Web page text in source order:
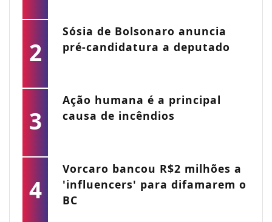
2
Sósia de Bolsonaro anuncia
pré-candidatura a deputado
3
Ação humana é a principal
causa de incêndios
4
Vorcaro bancou R$2 milhões a
'influencers' para difamarem o
BC